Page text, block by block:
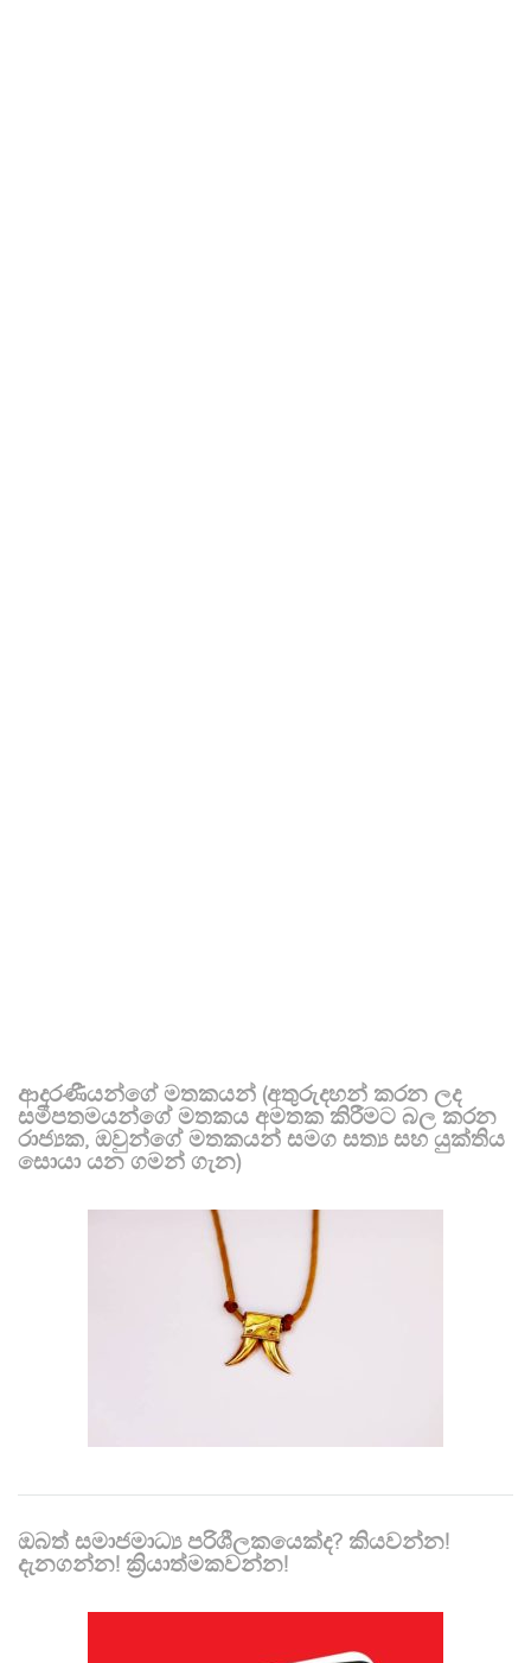
ආදරණීයන්ගේ මතකයන් (අතුරුදහන් කරන ලද
සමීපතමයන්ගේ මතකය අමතක කිරීමට බල කරන
රාජ්‍යක, ඔවුන්ගේ මතකයන් සමග සත්‍ය සහ යුක්තිය
සොයා යන ගමන් ගැන)
ඔබත් සමාජමාධ්‍ය පරිශීලකයෙක්ද? කියවන්න!
දැනගන්න! ක්‍රියාත්මකවන්න!